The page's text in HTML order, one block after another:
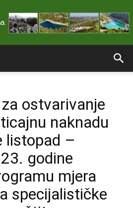
stranice
Grada
Orahovice
ostvarivanje
naknadu
listopad –
godine
mjera
specijalističke